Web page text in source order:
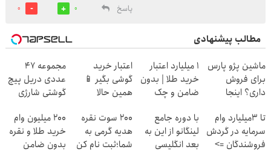
پاسخ
0
0
مطالب پیشنهادی
ماشین پژو پارس
برای فروش
داری؟ اینجا
۱ میلیارد اعتبار
خرید طلا | بدون
ضامن و چک
اعتبار خرید
گوشی بگیر 📱
همین حالا
بده 🎯
مجموعه 47
عددی دریل پیچ
گوشتی شارژی
محدود)
تا 3میلیارد وام
سرمایه در گردش
فروشندگان =>
با دوره جامع
لینگانو از این به
بعد انگلیسی
200 سوت نقره
هدیه گرمی به
شما؛ثبت نام کن
200 میلیون وام
خرید طلا و نقره
بدون ضامن